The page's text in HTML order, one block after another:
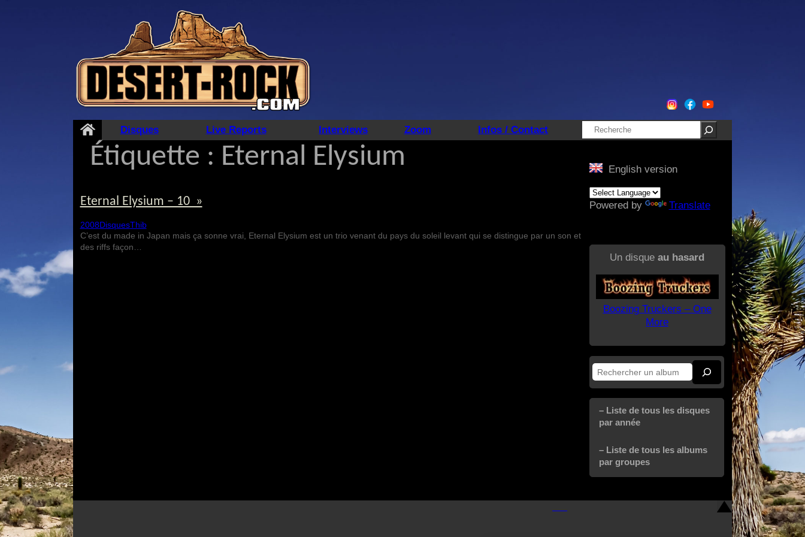
Disques Live Reports Interviews Zoom Infos / Contact Rechercher
Étiquette : Eternal Elysium
Eternal Elysium – 10 »
2008DisquesThib
C’est du made in Japan mais ça sonne vrai, Eternal Elysium est un trio venant du pays du soleil levant qui se distingue par un son et
des riffs façon…
English version
Powered by Translate
Un disque au hasard
Boozing Truckers – One
More
Rechercher
– Liste de tous les disques
par année
– Liste de tous les albums
par groupes